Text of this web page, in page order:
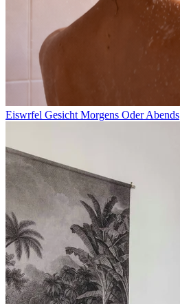
Eiswrfel Gesicht Morgens Oder Abends